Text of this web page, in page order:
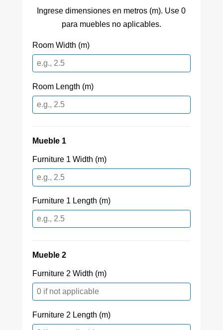
Ingrese dimensiones en metros (m). Use 0
para muebles no aplicables.
Room Width (m)
Room Length (m)
Mueble 1
Furniture 1 Width (m)
Furniture 1 Length (m)
Mueble 2
Furniture 2 Width (m)
Furniture 2 Length (m)